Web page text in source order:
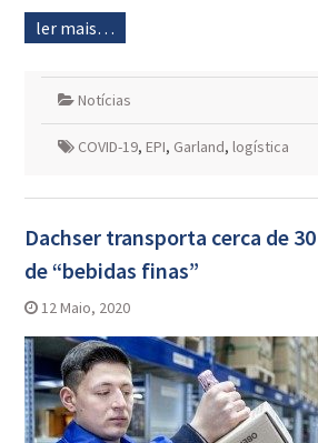
ler mais…
Notícias
COVID-19, EPI, Garland, logística
Dachser transporta cerca de
de “bebidas finas”
12 Maio, 2020